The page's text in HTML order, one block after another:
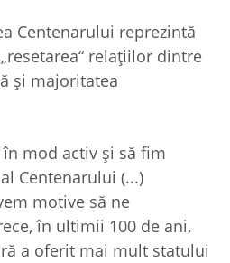
Centenarului reprezintă
relaţiilor dintre
şi majoritatea
mod activ şi să fim
Centenarului (...)
motive să ne
în ultimii 100 de ani,
a oferit mai mult statului